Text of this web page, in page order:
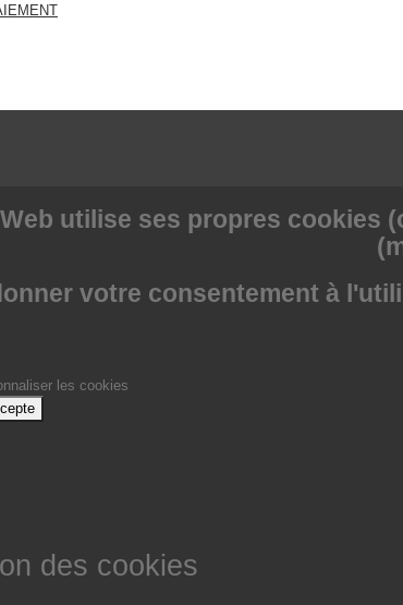
utilise ses propres cookies
votre consentement à
les cookies
des cookies